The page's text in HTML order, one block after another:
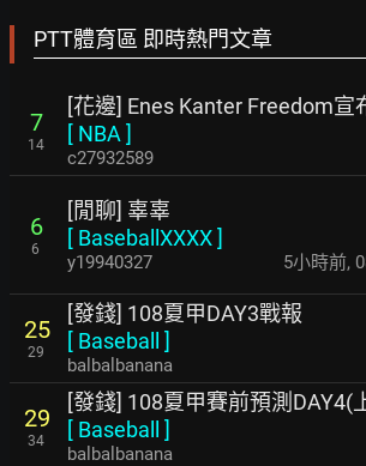
PTT體育區 即時熱門文章
7
14
[花邊] Enes Kanter Freedom宣
[ NBA ]
c27932589
6
6
[閒聊] 辜辜
[ BaseballXXXX]
y19940327 5小時前,
25
29
[發錢] 108夏甲DAY3戰報
[ Baseball ]
balbalbanana
29
34
[發錢] 108夏甲賽前預測DAY4(
[ Baseball ]
balbalbanana